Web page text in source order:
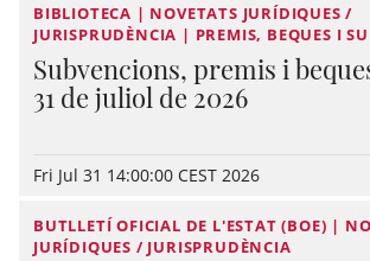
BIBLIOTECA | NOVETATS JURÍDIQUES /
JURISPRUDÈNCIA | PREMIS, BEQUES I
Subvencions, premis i
31 de juliol de 2026
Fri Jul 31 14:00:00 CEST 2026
BUTLLETÍ OFICIAL DE L'ESTAT (BOE) |
JURÍDIQUES / JURISPRUDÈNCIA